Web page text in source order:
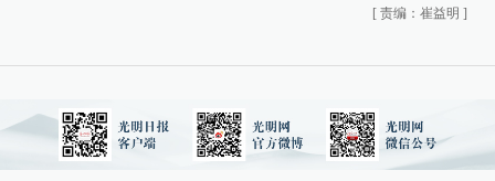
[ 责编：崔益明 ]